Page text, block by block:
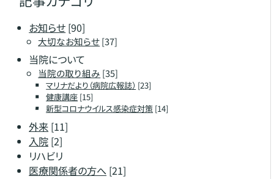
お知らせ [90]
大切なお知らせ[37]
当院について
当院の取り組み [35]
マリナだより（病院広報誌） [23]
健康講座[15]
新型コロナウイルス感染症対策[14]
外来[11]
入院[2]
リハビリ
医療関係者の方へ[21]